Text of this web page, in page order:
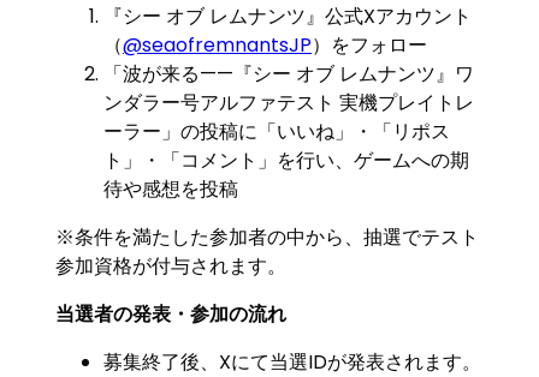
『シー オブ レムナンツ』公式Xアカウント
（@seaofremnantsJP）をフォロー
「波が来る——『シー オブ レムナンツ』ワ
ンダラー号アルファテスト 実機プレイトレ
ーラー」の投稿に「いいね」・「リポス
ト」・「コメント」を行い、ゲームへの期
待や感想を投稿
※条件を満たした参加者の中から、抽選でテスト
参加資格が付与されます。
当選者の発表・参加の流れ
募集終了後、Xにて当選IDが発表されます。